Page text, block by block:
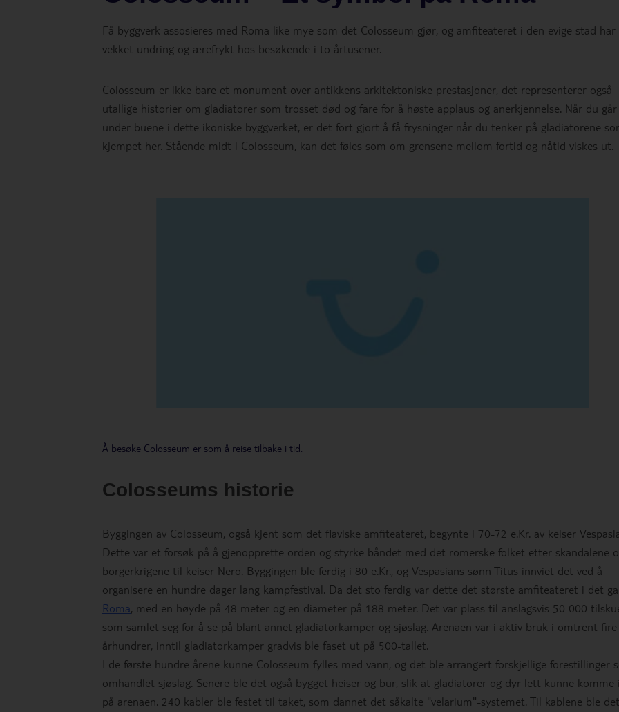
Få byggverk assosieres med Roma like mye som det Colosseum gjør, og amfiteateret i den evige stad har
vekket undring og ærefrykt hos besøkende i to årtusener.
Colosseum er ikke bare et monument over antikkens arkitektoniske prestasjoner, det representerer også
utallige historier om gladiatorer som trosset død og fare for å høste applaus og anerkjennelse. Når du går
under buene i dette ikoniske byggverket, er det fort gjort å få frysninger når du tenker på gladiatorene
kjempet her. Stående midt i Colosseum, kan det føles som om grensene mellom fortid og nåtid viskes ut.
Å besøke Colosseum er som å reise tilbake i tid.
Colosseums historie
Byggingen av Colosseum, også kjent som det flaviske amfiteateret, begynte i 70-72 e.Kr. av keiser
Dette var et forsøk på å gjenopprette orden og styrke båndet med det romerske folket etter skandalene
borgerkrigene til keiser Nero. Byggingen ble ferdig i 80 e.Kr., og Vespasians sønn Titus innviet det ved å
organisere en hundre dager lang kampfestival. Da det sto ferdig var dette det største amfiteateret i det
Roma, med en høyde på 48 meter og en diameter på 188 meter. Det var plass til anslagsvis 50 000
som samlet seg for å se på blant annet gladiatorkamper og sjøslag. Arenaen var i aktiv bruk i omtrent fire
århundrer, inntil gladiatorkamper gradvis ble faset ut på 500-tallet.
I de første hundre årene kunne Colosseum fylles med vann, og det ble arrangert forskjellige forestillinger
omhandlet sjøslag. Senere ble det også bygget heiser og bur, slik at gladiatorer og dyr lett kunne komme
på arenaen. 240 kabler ble festet til taket, som dannet det såkalte "velarium"-systemet. Til kablene ble det